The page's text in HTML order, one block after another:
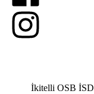
İkitelli OSB